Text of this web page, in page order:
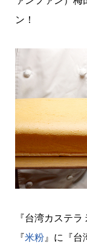
ン！
『台湾カステ
『米粉』に『台